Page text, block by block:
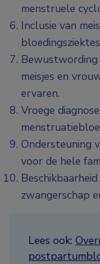
menstruele
Inclusie van
Bewustwording
meisjes en
ervaren.
Vroege
Ondersteuning
voor de hele
zwangerschap
Lees ook: